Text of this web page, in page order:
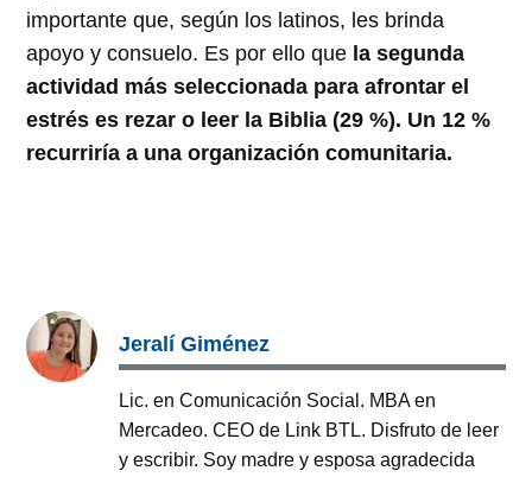
importante que, según los latinos, les brinda
apoyo y consuelo. Es por ello que la segunda
actividad más seleccionada para afrontar el
estrés es rezar o leer la Biblia (29 %). Un 12 %
recurriría a una organización comunitaria.
Jeralí Giménez
Lic. en Comunicación Social. MBA en
Mercadeo. CEO de Link BTL. Disfruto de leer
y escribir. Soy madre y esposa agradecida